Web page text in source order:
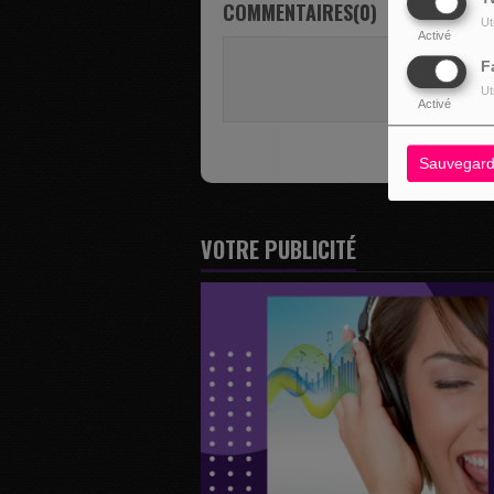
Activé
Activé
COMMENTAIRES(0)
Vous
VOTRE PUBLICITÉ